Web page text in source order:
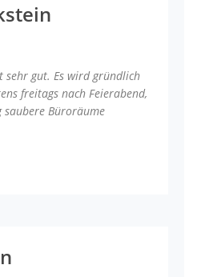
sehr gut. Es wird gründlich
freitags nach Feierabend,
Büroräume